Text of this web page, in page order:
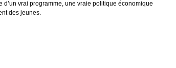
vrai programme, une vraie politique économique
des jeunes.